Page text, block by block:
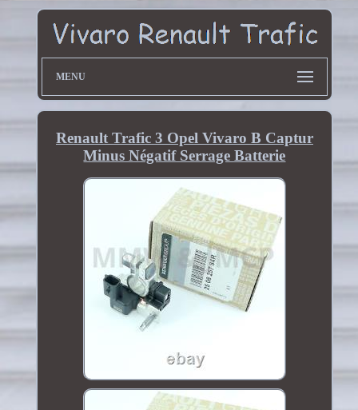
MENU
Renault Trafic 3 Opel Vivaro B Captur
Minus Négatif Serrage Batterie